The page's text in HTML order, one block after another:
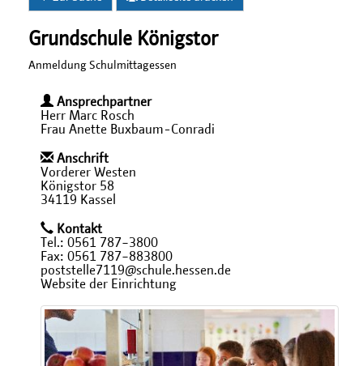
Grundschule Königstor
Anmeldung Schulmittagessen
Ansprechpartner
Herr Marc Rosch
Frau Anette Buxbaum-Conradi
Anschrift
Vorderer Westen
Königstor 58
34119 Kassel
Kontakt
Tel.: 0561 787−3800
Fax: 0561 787−883800
poststelle7119@schule.hessen.de
Website der Einrichtung